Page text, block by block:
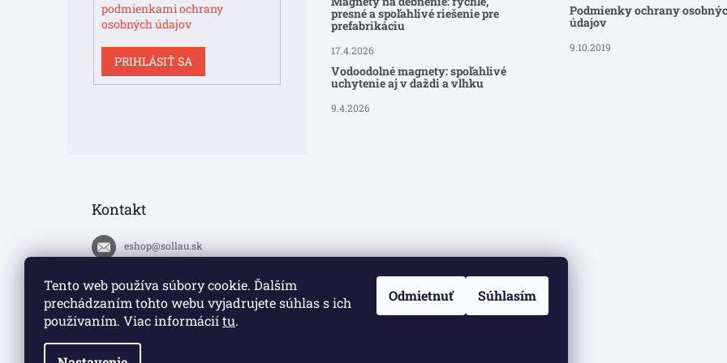
Tento web používa súbory cookie. Ďalším
prechádzaním tohto webu vyjadrujete súhlas s ich
používaním. Viac informáciítu.
Odmietnuť Súhlasím
podmienkami ochrany
osobných údajov
PRIHLÁSIŤ SA
presné a spoľahlivé riešenie pre
prefabrikáciu
17.4.2026
Vodoodolné magnety: spoľahlivé
uchytenie aj v daždi a vlhku
9.4.2026
Podmienky ochrany
údajov
9.10.2019
Kontakt
eshop@sollau.sk
+420 778 110 059
https://www.facebook.com/solla